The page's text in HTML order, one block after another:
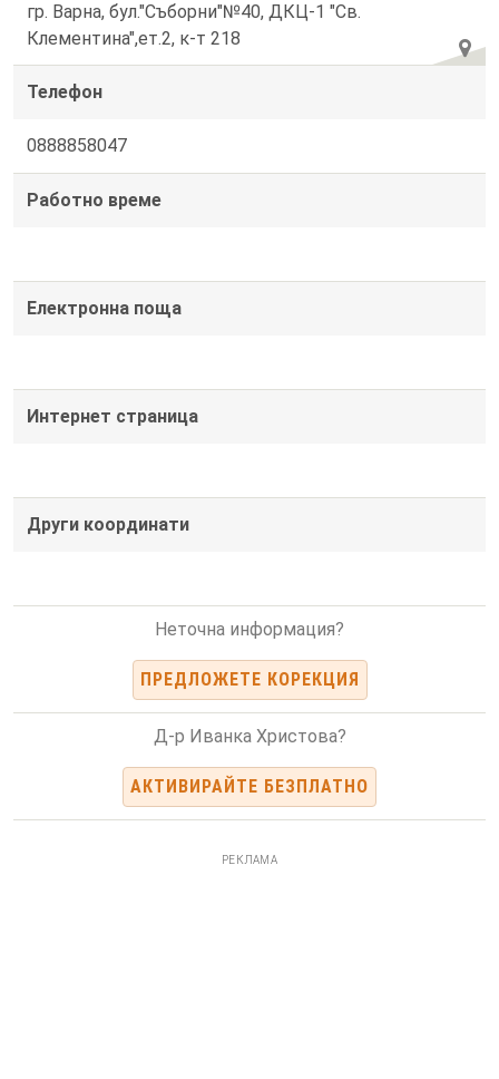
гр. Варна, бул."Съборни"№40, ДКЦ-1 "Св.
Клементина",ет.2, к-т 218
Телефон
0888858047
Работно време
Електронна поща
Интернет страница
Други координати
Неточна информация?
ПРЕДЛОЖЕТЕ КОРЕКЦИЯ
Д-р Иванка Христова?
АКТИВИРАЙТЕ БЕЗПЛАТНО
РЕКЛАМА